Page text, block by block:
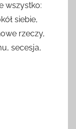
wszystko:
siebie,
rzeczy,
secesja,